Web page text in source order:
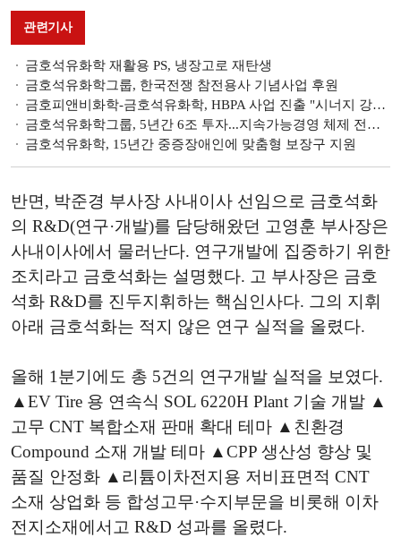
관련기사
금호석유화학 재활용 PS, 냉장고로 재탄생
금호석유화학그룹, 한국전쟁 참전용사 기념사업 후원
금호피앤비화학-금호석유화학, HBPA 사업 진출 "시너지 강화"
금호석유화학그룹, 5년간 6조 투자...지속가능경영 체제 전환 가속
금호석유화학, 15년간 중증장애인에 맞춤형 보장구 지원
반면, 박준경 부사장 사내이사 선임으로 금호석화
의 R&D(연구·개발)를 담당해왔던 고영훈 부사장은
사내이사에서 물러난다. 연구개발에 집중하기 위한
조치라고 금호석화는 설명했다. 고 부사장은 금호
석화 R&D를 진두지휘하는 핵심인사다. 그의 지휘
아래 금호석화는 적지 않은 연구 실적을 올렸다.
올해 1분기에도 총 5건의 연구개발 실적을 보였다.
▲EV Tire 용 연속식 SOL 6220H Plant 기술 개발 ▲
고무 CNT 복합소재 판매 확대 테마 ▲친환경
Compound 소재 개발 테마 ▲CPP 생산성 향상 및
품질 안정화 ▲리튬이차전지용 저비표면적 CNT
소재 상업화 등 합성고무·수지부문을 비롯해 이차
전지소재에서고 R&D 성과를 올렸다.